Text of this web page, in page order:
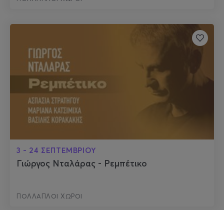
3 - 24 ΣΕΠΤΕΜΒΡΙΟΥ
Γιώργος Νταλάρας - Ρεμπέτικο
ΠΟΛΛΑΠΛΟΙ ΧΩΡΟΙ